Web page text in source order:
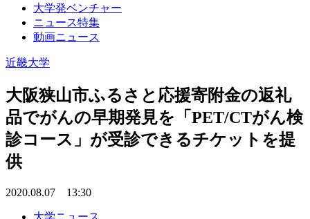
大学発ベンチャー
ニュース特集
動画ニュース
近畿大学
大阪狭山市ふるさと応援寄附金の返礼
品でがんの早期発見を「PET/CTがん検
診コース」が受診できるチケットを提
供
2020.08.07 13:30
大学ニュース